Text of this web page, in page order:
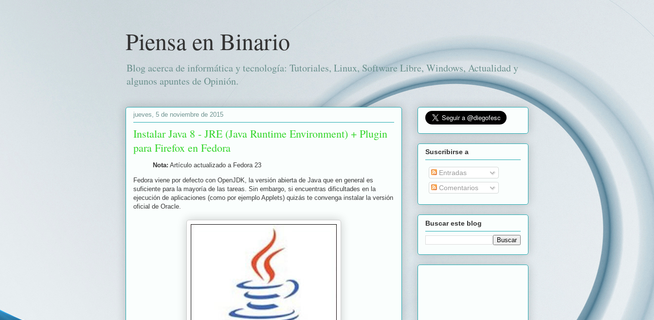
Piensa en Binario
Blog acerca de informática y tecnología: Tutoriales, Linux, Software Libre, Windows, Actualidad y
algunos apuntes de Opinión.
jueves, 5 de noviembre de 2015
Instalar Java 8 - JRE (Java Runtime Environment) + Plugin
para Firefox en Fedora
Nota: Artículo actualizado a Fedora 23
Fedora viene por defecto con OpenJDK, la versión abierta de Java que en general es
suficiente para la mayoría de las tareas. Sin embargo, si encuentras dificultades en la
ejecución de aplicaciones (como por ejemplo Applets) quizás te convenga instalar la versión
oficial de Oracle.
Suscribirse a
Entradas
Comentarios
Buscar este blog